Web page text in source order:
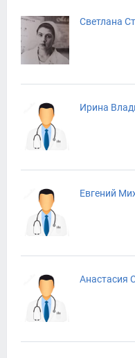
Светлана
Ирина
Евгений
Анастасия